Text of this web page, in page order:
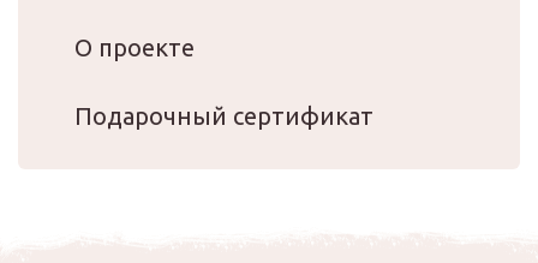
О проекте
Подарочный сертификат